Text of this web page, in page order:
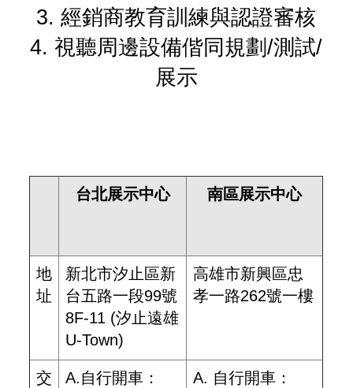
3. 經銷商教育訓練與認證審核
4. 視聽周邊設備偕同規劃/測試/
展示
台北展示中心 南區展示中心
地
址
新北市汐止區新
台五路一段99號
8F-11 (汐止遠雄
U-Town)
高雄市新興區忠
孝一路262號一樓
交
A.自行開車：
A. 自行開車：